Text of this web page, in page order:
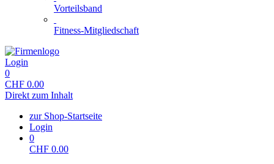
Vorteilsband
Fitness-Mitgliedschaft
Login
0
CHF 0.00
Direkt zum Inhalt
zur Shop-Startseite
Login
0
CHF 0.00